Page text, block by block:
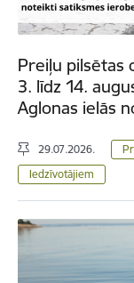
Preiļu pilsētas
3. līdz 14.
Aglonas ielās
29.07.2026.
Iedzīvotājiem